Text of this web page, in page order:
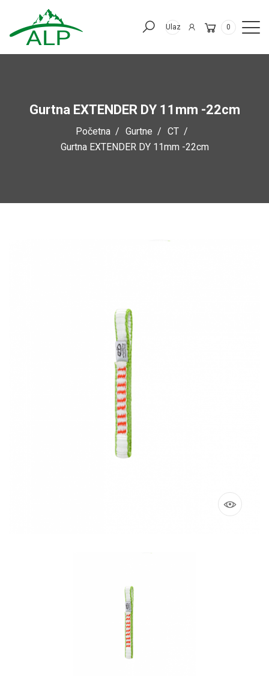
Ulaz 0
Gurtna EXTENDER DY 11mm -22cm
Početna Gurtne
CT
Gurtna EXTENDER DY 11mm -22cm